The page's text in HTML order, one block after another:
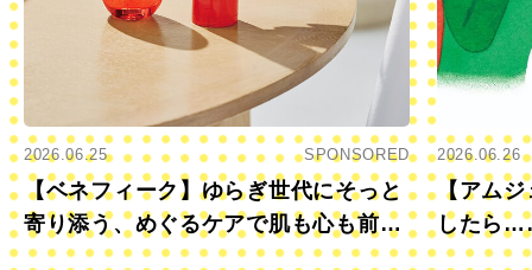
2026.06.25 SPONSORED
【ベネフィーク】ゆらぎ世代にそっと
寄り添う、めぐるケアで肌も心も前向
きに
2026.06.26
【アムジ
したら
すか？